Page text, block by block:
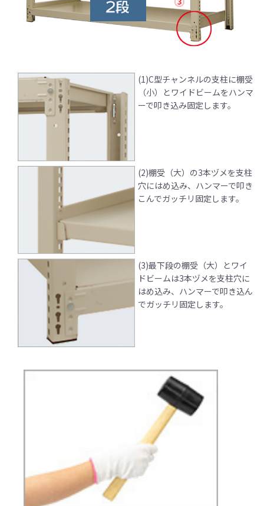
(1)C型チャンネルの支柱に棚受
（小）とワイドビームをハンマ
ーで叩き込み固定します。
(2)棚受（大）の3本ヅメを支柱
穴にはめ込み、ハンマーで叩き
こんでガッチリ固定します。
(3)最下段の棚受（大）とワイ
ドビームは3本ヅメを支柱穴に
はめ込み、ハンマーで叩き込ん
でガッチリ固定します。